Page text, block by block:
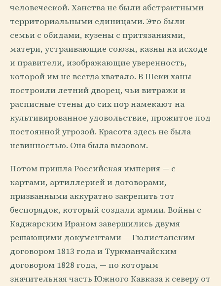
человеческой. Ханства не были абстрактными
территориальными единицами. Это были
семьи с обидами, кузены с притязаниями,
матери, устраивающие союзы, казны на исходе
и правители, изображающие уверенность,
которой им не всегда хватало. В Шеки ханы
построили летний дворец, чьи витражи и
расписные стены до сих пор намекают на
культивированное удовольствие, прожитое под
постоянной угрозой. Красота здесь не была
невинностью. Она была вызовом.
Потом пришла Российская империя — с
картами, артиллерией и договорами,
призванными аккуратно закрепить тот
беспорядок, который создали армии. Войны с
Каджарским Ираном завершились двумя
решающими документами — Гюлистанским
договором 1813 года и Туркманчайским
договором 1828 года, — по которым
значительная часть Южного Кавказа к северу от